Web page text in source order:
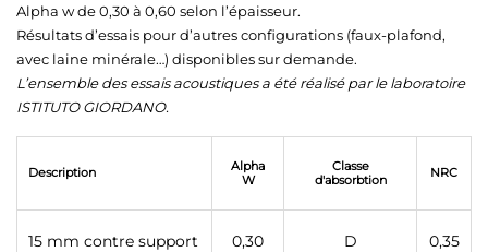
Alpha w de 0,30 à 0,60 selon l’épaisseur.
Résultats d’essais pour d’autres configurations (faux-plafond,
avec laine minérale…) disponibles sur demande.
L’ensemble des essais acoustiques a été réalisé par le laboratoire
ISTITUTO GIORDANO.
Description
Alpha
W
Classe
d'absorbtion
NRC
15 mm contre support 0,30 D 0,35